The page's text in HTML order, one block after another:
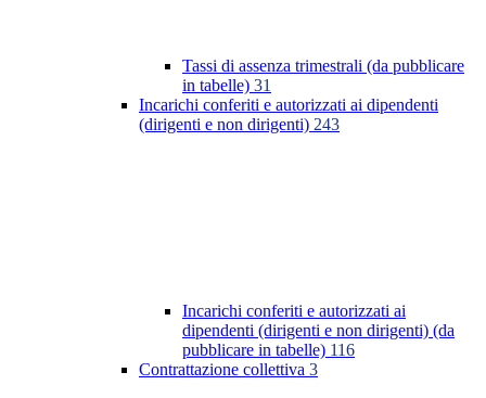
Tassi di assenza trimestrali (da pubblicare
in tabelle) 31
Incarichi conferiti e autorizzati ai dipendenti
(dirigenti e non dirigenti) 243
Incarichi conferiti e autorizzati ai
dipendenti (dirigenti e non dirigenti) (da
pubblicare in tabelle) 116
Contrattazione collettiva 3